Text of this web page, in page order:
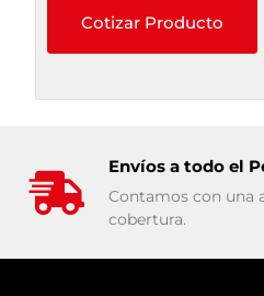
Cotizar Producto
Envíos a todo el
Contamos con una
cobertura.